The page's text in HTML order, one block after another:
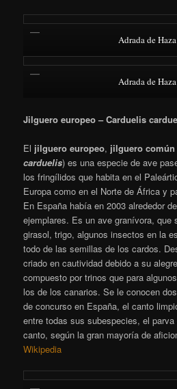
Adrada de Haza
Adrada de Haza
Jilguero europeo – Carduelis
El jilguero europeo, jilguero común
carduelis) es una especie de ave
los fringílidos que habita en el
Europa como en el Norte de África y
En España había en 2003 alrededor
ejemplares. Es un ave granívora,
girasol, trigo, algunos insectos en la
todo de las semillas de los cardos.
criado en cautividad debido a su
compuesto por trinos que para
los de los canarios. Se le conocen
de concurso en España, el canto
entre todas sus subespecies, el
canto, según la gran mayoría de
Wikipedia